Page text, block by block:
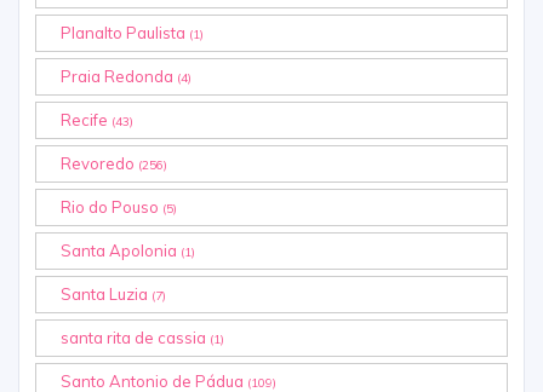
Planalto Paulista (1)
Praia Redonda (4)
Recife (43)
Revoredo (256)
Rio do Pouso (5)
Santa Apolonia (1)
Santa Luzia (7)
santa rita de cassia (1)
Santo Antonio de Pádua (109)